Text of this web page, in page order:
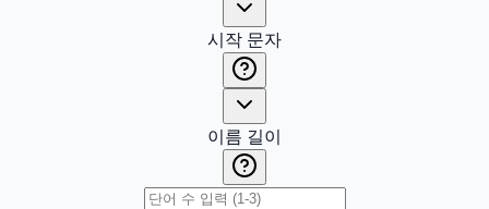
시작 문자
이름 길이